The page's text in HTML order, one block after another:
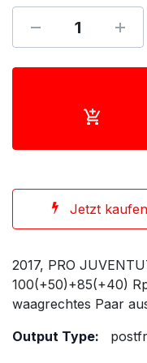
Jetzt kaufen
2017, PRO
100(+50)+85(+40)
waagrechtes Paar
Output Type: